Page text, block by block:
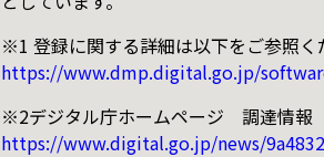
※1 登録に関する詳細は以下をご参照く
https://www.dmp.digital.go.jp/
※2デジタル庁ホームページ 調達情報
https://www.digital.go.jp/news/